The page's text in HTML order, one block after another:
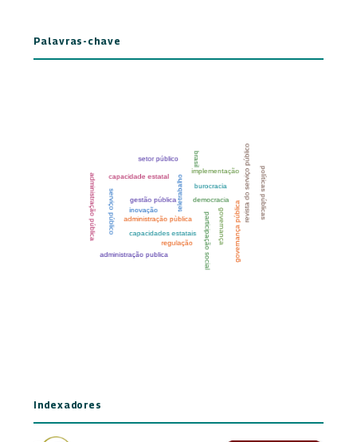
Palavras-chave
Indexadores